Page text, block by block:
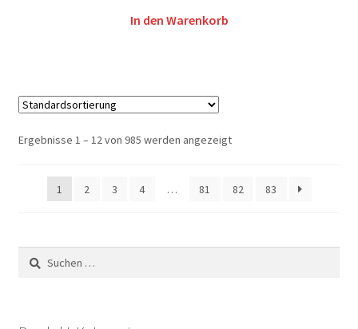
In den Warenkorb
Ergebnisse 1 – 12 von 985 werden angezeigt
1 2 3 4 … 81 82 83
Suchen
nach: